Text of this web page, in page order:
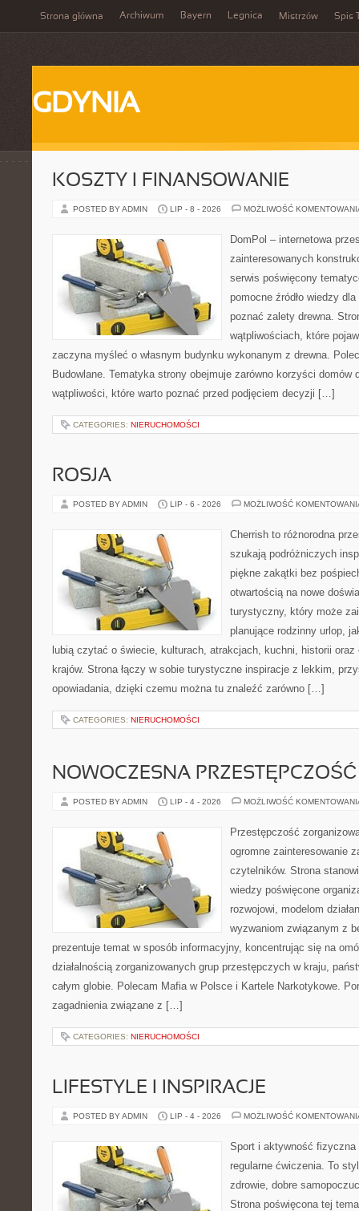
Strona główna Archiwum Bayern Legnica Mistrzów Spis
GDYNIA
KOSZTY I FINANSOWANIE
POSTED BY ADMIN LIP - 8 - 2026 MOŻLIWOŚĆ
DomPol – internetowa
zainteresowanych
serwis poświęcony
pomocne źródło wiedzy
poznać zalety drewna.
wątpliwościach, które
zaczyna myśleć o własnym budynku wykonanym z drewna.
Budowlane. Tematyka strony obejmuje zarówno korzyści domów
wątpliwości, które warto poznać przed podjęciem decyzji […]
CATEGORIES: NIERUCHOMOŚCI
ROSJA
POSTED BY ADMIN LIP - 6 - 2026 MOŻLIWOŚĆ
Cherrish to różnorodna
szukają podróżniczych
piękne zakątki bez
otwartością na nowe
turystyczny, który może
planujące rodzinny urlop,
lubią czytać o świecie, kulturach, atrakcjach, kuchni, historii
krajów. Strona łączy w sobie turystyczne inspiracje z lekkim,
opowiadania, dzięki czemu można tu znaleźć zarówno […]
CATEGORIES: NIERUCHOMOŚCI
NOWOCZESNA PRZESTĘPCZOŚĆ
POSTED BY ADMIN LIP - 4 - 2026 MOŻLIWOŚĆ
Przestępczość
ogromne zainteresowanie
czytelników. Strona
wiedzy poświęcone
rozwojowi, modelom
wyzwaniom związanym z
prezentuje temat w sposób informacyjny, koncentrując się na
działalnością zorganizowanych grup przestępczych w kraju,
całym globie. Polecam Mafia w Polsce i Kartele Narkotykowe.
zagadnienia związane z […]
CATEGORIES: NIERUCHOMOŚCI
LIFESTYLE I INSPIRACJE
POSTED BY ADMIN LIP - 4 - 2026 MOŻLIWOŚĆ
Sport i aktywność
regularne ćwiczenia. To
zdrowie, dobre
Strona poświęcona tej